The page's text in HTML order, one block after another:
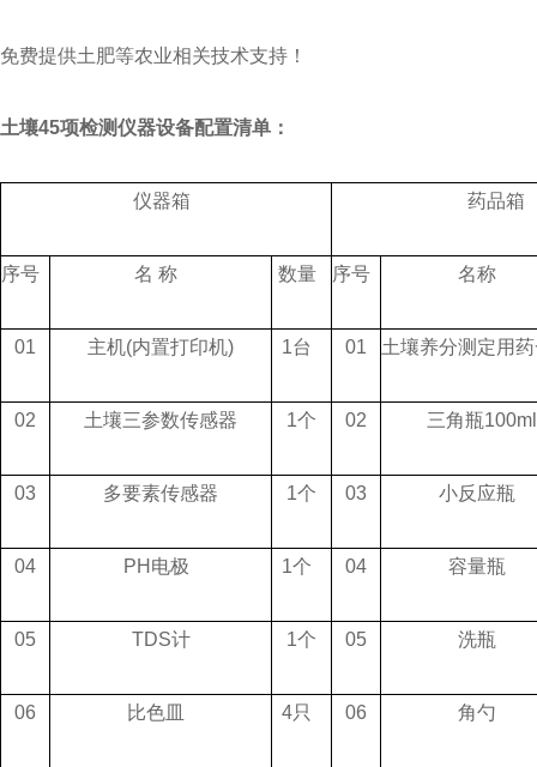
免费提供土肥等农业相关技术支持！
土壤45项检测仪器设备配置清单：
仪器箱 药品箱
序号 名 称 数量 序号 名称
01 主机(内置打印机) 1台 01 土壤养分测定用
02 土壤三参数传感器 1个 02 三角瓶100ml
03 多要素传感器 1个 03 小反应瓶
04 PH电极 1个 04 容量瓶
05 TDS计 1个 05 洗瓶
06 比色皿 4只 06 角勺